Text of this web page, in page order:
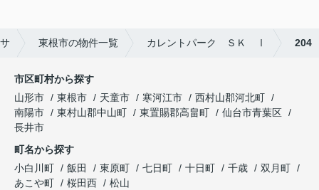
東根市の物件一覧 カレントパーク ＳＫ Ⅰ 204
市区町村から探す
山形市
東根市 天童市 寒河江市
西村山郡河北町
南陽市
東村山郡中山町 東置賜郡高畠町
仙台市青葉区
長井市
町名から探す
小白川町
飯田 東原町 七日町 十日町 千歳
双月町
あこや町
桜田西
松山